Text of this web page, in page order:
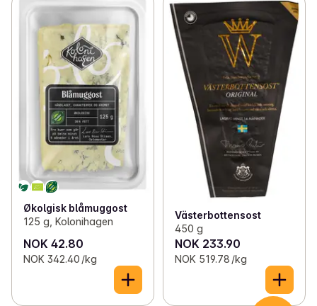
Økolgisk blåmuggost
125 g, Kolonihagen
NOK 42.80
NOK 342.40 /kg
Västerbottensost
450 g
NOK 233.90
NOK 519.78 /kg